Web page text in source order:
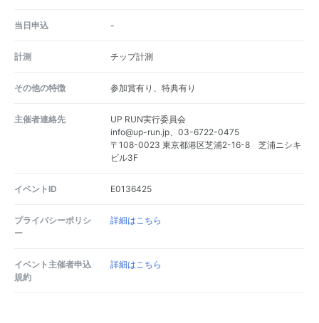
当日申込 -
計測 チップ計測
その他の特徴 参加賞有り、特典有り
主催者連絡先
UP RUN実行委員会
info@up-run.jp、03-6722-0475
〒108-0023 東京都港区芝浦2-16-8 芝浦ニシキ
ビル3F
イベントID E0136425
プライバシーポリシ
ー
詳細はこちら
イベント主催者申込
規約
詳細はこちら